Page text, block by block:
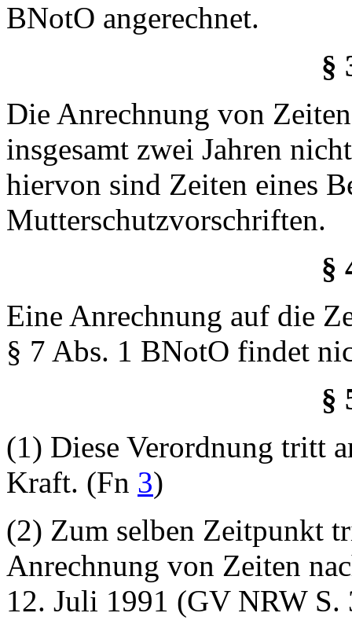
BNotO angerechnet.
§
Die Anrechnung von
insgesamt zwei Jahren
hiervon sind Zeiten eines
Mutterschutzvorschriften.
§
Eine Anrechnung auf die
§ 7 Abs. 1 BNotO findet
§
(1) Diese Verordnung tritt
Kraft. (Fn 3)
(2) Zum selben Zeitpunkt
Anrechnung von Zeiten
12. Juli 1991 (GV NRW S.